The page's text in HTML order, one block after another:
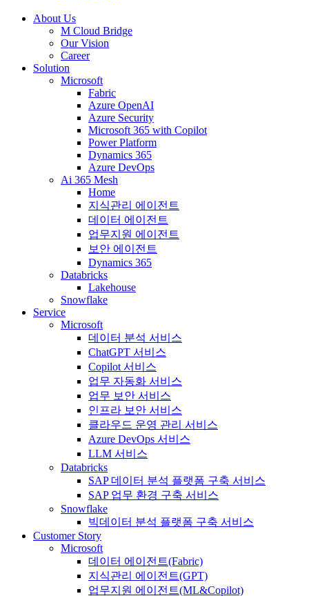
About Us
M Cloud Bridge
Our Vision
Career
Solution
Microsoft
Fabric
Azure OpenAI
Azure Security
Microsoft 365 with Copilot
Power Platform
Dynamics 365
Azure DevOps
Ai 365 Mesh
Home
지식관리 에이전트
데이터 에이전트
업무지원 에이전트
보안 에이전트
Dynamics 365
Databricks
Lakehouse
Snowflake
Service
Microsoft
데이터 분석 서비스
ChatGPT 서비스
Copilot 서비스
업무 자동화 서비스
업무 보안 서비스
인프라 보안 서비스
클라우드 운영 관리 서비스
Azure DevOps 서비스
LLM 서비스
Databricks
SAP 데이터 분석 플랫폼 구축 서비스
SAP 업무 환경 구축 서비스
Snowflake
빅데이터 분석 플랫폼 구축 서비스
Customer Story
Microsoft
데이터 에이전트(Fabric)
지식관리 에이전트(GPT)
업무지원 에이전트(ML&Copilot)